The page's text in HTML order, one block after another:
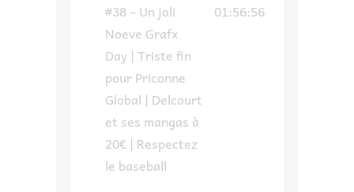
#38 – Un joli
Noeve Grafx
Day | Triste fin
pour Priconne
Global | Delcourt
et ses mangas à
20€ | Respectez
le baseball
01:56:56